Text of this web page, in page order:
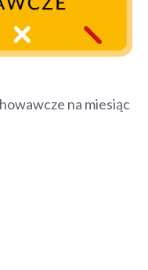
na miesiąc